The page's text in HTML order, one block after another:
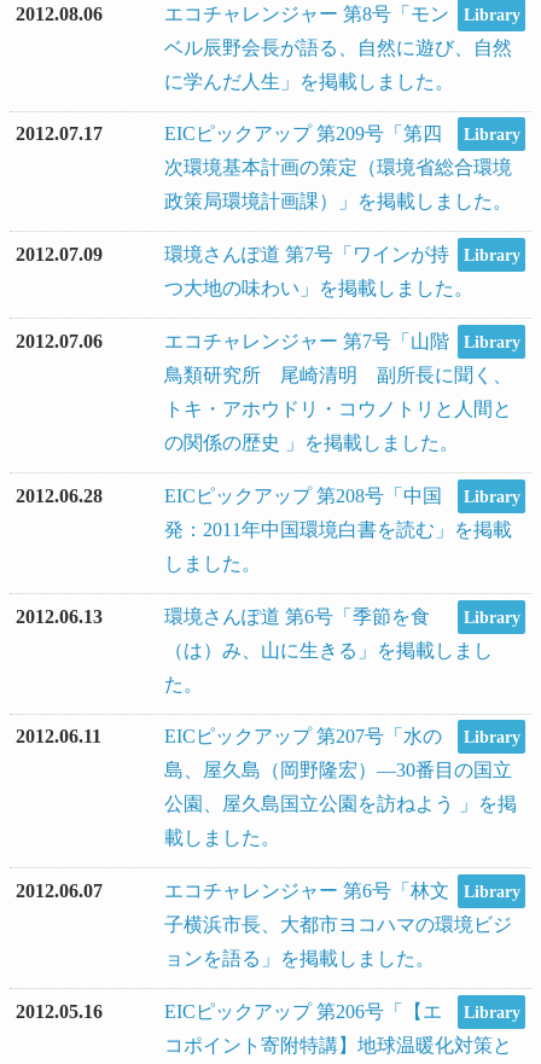
2012.08.06 Library
エコチャレンジャー 第8号「モン
ベル辰野会長が語る、自然に遊び、自然
に学んだ人生」を掲載しました。
2012.07.17 Library
EICピックアップ 第209号「第四
次環境基本計画の策定（環境省総合環境
政策局環境計画課）」を掲載しました。
2012.07.09 Library
環境さんぽ道 第7号「ワインが持
つ大地の味わい」を掲載しました。
2012.07.06 Library
エコチャレンジャー 第7号「山階
鳥類研究所 尾崎清明 副所長に聞く、
トキ・アホウドリ・コウノトリと人間と
の関係の歴史 」を掲載しました。
2012.06.28 Library
EICピックアップ 第208号「中国
発：2011年中国環境白書を読む」を掲載
しました。
2012.06.13 Library
環境さんぽ道 第6号「季節を食
（は）み、山に生きる」を掲載しまし
た。
2012.06.11 Library
EICピックアップ 第207号「水の
島、屋久島（岡野隆宏）―30番目の国立
公園、屋久島国立公園を訪ねよう 」を掲
載しました。
2012.06.07 Library
エコチャレンジャー 第6号「林文
子横浜市長、大都市ヨコハマの環境ビジ
ョンを語る」を掲載しました。
2012.05.16 Library
EICピックアップ 第206号「【エ
コポイント寄附特講】地球温暖化対策と